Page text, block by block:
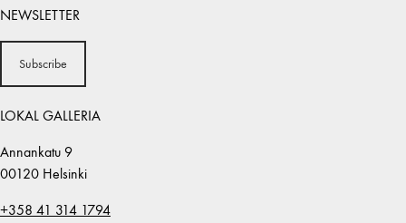
NEWSLETTER
Subscribe
LOKAL GALLERIA
Annankatu 9
00120 Helsinki
+358 41 314 1794